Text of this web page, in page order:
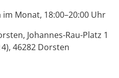
Monat, 18:00–20:00 Uhr
Johannes-Rau-Platz 1
46282 Dorsten